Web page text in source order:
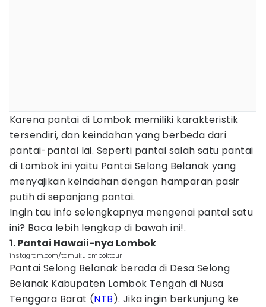
Karena pantai di Lombok memiliki karakteristik
tersendiri, dan keindahan yang berbeda dari
pantai-pantai lai. Seperti pantai salah satu pantai
di Lombok ini yaitu Pantai Selong Belanak yang
menyajikan keindahan dengan hamparan pasir
putih di sepanjang pantai.
Ingin tau info selengkapnya mengenai pantai satu
ini? Baca lebih lengkap di bawah ini!.
1. Pantai Hawaii-nya Lombok
instagram.com/tamukulomboktour
Pantai Selong Belanak berada di Desa Selong
Belanak Kabupaten Lombok Tengah di Nusa
Tenggara Barat (NTB). Jika ingin berkunjung ke